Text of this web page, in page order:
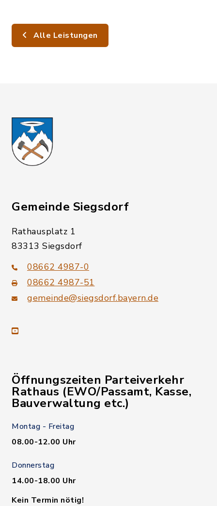
Alle Leistungen
Gemeinde Siegsdorf
Rathausplatz 1
83313 Siegsdorf
08662 4987-0
08662 4987-51
gemeinde@siegsdorf.bayern.de
youtube
Öffnungszeiten Parteiverkehr
Rathaus (EWO/Passamt, Kasse,
Bauverwaltung etc.)
Montag - Freitag
08.00-12.00 Uhr
Donnerstag
14.00-18.00 Uhr
Kein Termin nötig!